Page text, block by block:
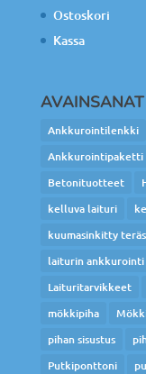
Ostoskori
Kassa
Ankkurointilenkki
Ankkurointipaketti
Betonituotteet
kelluva laituri
kuumasinkitty teräs
laiturin ankkurointi
Laituritarvikkeet
mökkipiha
pihan sisustus
Putkiponttoni